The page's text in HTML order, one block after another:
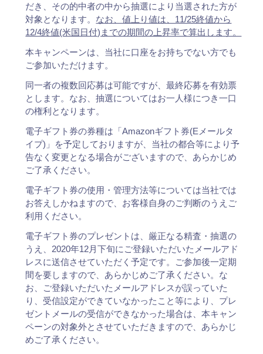
だき、その的中者の中から抽選により当選された方が
対象となります。 なお、値上り値は、11/25終値から
12/4終値(米国日付)までの期間の上昇率で算出します。
本キャンペーンは、当社に口座をお持ちでない方でも
ご参加いただけます。
同一者の複数回応募は可能ですが、最終応募を有効票
とします。なお、抽選についてはお一人様につき一口
の権利となります。
電子ギフト券の券種は「Amazonギフト券(Eメールタ
イプ)」を予定しておりますが、当社の都合等により予
告なく変更となる場合がございますので、あらかじめ
ご了承ください。
電子ギフト券の使用・管理方法等については当社では
お答えしかねますので、お客様自身のご判断のうえご
利用ください。
電子ギフト券のプレゼントは、厳正なる精査・抽選の
うえ、2020年12月下旬にご登録いただいたメールアド
レスに送信させていただく予定です。ご参加後一定期
間を要しますので、あらかじめご了承ください。な
お、ご登録いただいたメールアドレスが誤っていた
り、受信設定ができていなかったこと等により、プレ
ゼントメールの受信ができなかった場合は、本キャン
ペーンの対象外とさせていただきますので、あらかじ
めご了承ください。